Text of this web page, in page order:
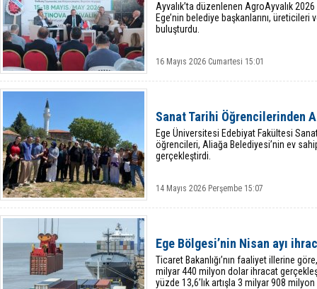
Ayvalık’ta düzenlenen AgroAyvalık 2026
Ege’nin belediye başkanlarını,
buluşturdu.
16 Mayıs 2026 Cumartesi 15:01
Sanat Tarihi Öğrencilerinden
Ege Üniversitesi Edebiyat Fakültesi
öğrencileri, Aliağa Belediyesi’nin ev
gerçekleştirdi.
14 Mayıs 2026 Perşembe 15:07
Ege Bölgesi’nin Nisan ayı
Ticaret Bakanlığı’nın faaliyet illerine
milyar 440 milyon dolar ihracat
yüzde 13,6’lık artışla 3 milyar 908